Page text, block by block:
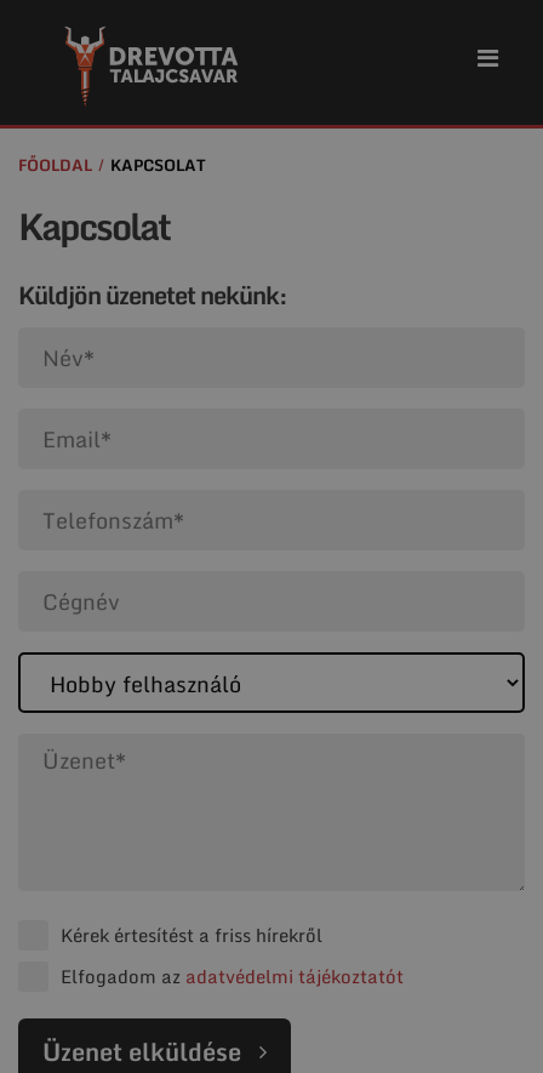
FŐOLDAL KAPCSOLAT
Kapcsolat
Küldjön üzenetet nekünk:
Kérek értesítést a friss hírekről
Elfogadom az adatvédelmi tájékoztatót
Üzenet elküldése